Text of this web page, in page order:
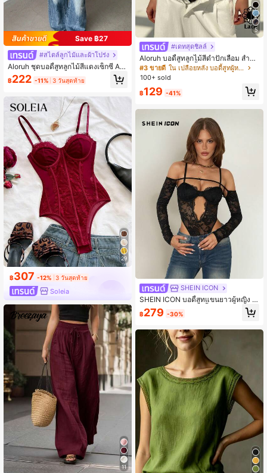
Save ฿27
#สไตล์ลูกไม้และผ้าโปร่ง
Aloruh ชุดบอดี้สูทลูกไม้สีแดงเซ็กซี่ An
ker
฿222 -11% 3 วันสุดท้าย
29
฿307 -12% 3 วันสุดท้าย
Soleia
11
5
#เดทสุดชิลล์
Aloruh บอดี้สูทลูกไม้สีดำปักเลื่อม สำหรั
บโอกาสพิเศษ ชุดชั้นในเจ้าสาว คืนวันแ
ต่งงาน ฮันนีมูน สง่างาม เก๋ไก๋ ใส่ซ้ำได้
นที่ทำให้รูปร่างดูดี มีเสน่ห์ เย้ายวนใจ
#3 ขายดี
ใน เปลือยหลัง บอดี้สูทผู้หญิง
100+ sold
฿129 -41%
SHEIN ICON
SHEIN ICON บอดี้สูทแขนยาวผู้หญิง Y
2k สไตล์โกธิค สีดำ สีพื้น ผ้าลูกไม้ต่อผ้า
ซีทรู เซ็กซี่ ฉลุลาย สำหรับใส่ไปคลับ
฿279 -30%